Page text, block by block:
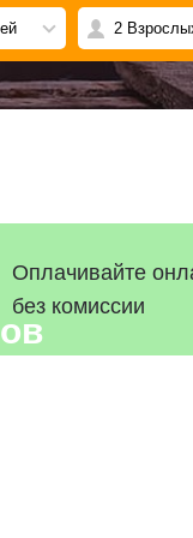
2
Оплачивайте
без комиссии